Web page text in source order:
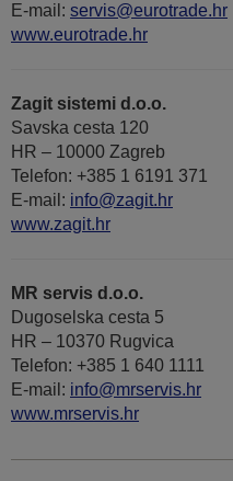
E-mail: servis@eurotrade.hr
www.eurotrade.hr
Zagit sistemi d.o.o.
Savska cesta 120
HR – 10000 Zagreb
Telefon: +385 1 6191 371
E-mail: info@zagit.hr
www.zagit.hr
MR servis d.o.o.
Dugoselska cesta 5
HR – 10370 Rugvica
Telefon: +385 1 640 1111
Е-mail: info@mrservis.hr
www.mrservis.hr